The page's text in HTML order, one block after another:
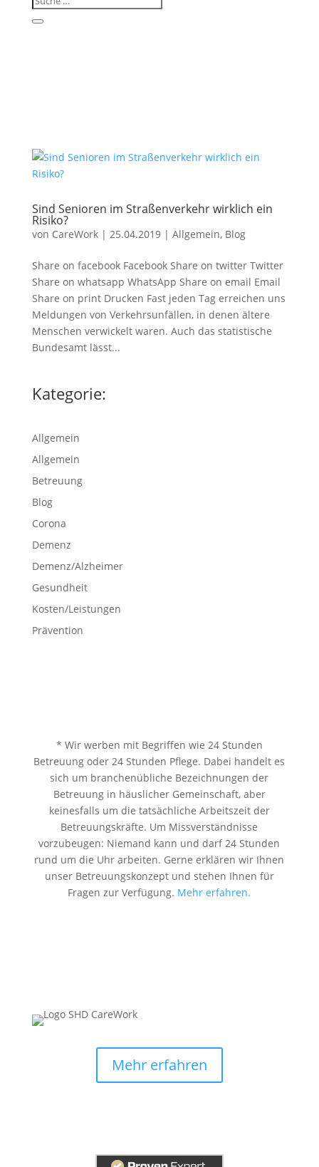
Sind Senioren im Straßenverkehr wirklich ein
Risiko?
von CareWork| 25.04.2019| Allgemein, Blog
Share on facebook Facebook Share on twitter Twitter
Share on whatsapp WhatsApp Share on email Email
Share on print Drucken Fast jeden Tag erreichen uns
Meldungen von Verkehrsunfällen, in denen ältere
Menschen verwickelt waren. Auch das statistische
Bundesamt lässt...
Kategorie:
Allgemein
Allgemein
Betreuung
Blog
Corona
Demenz
Demenz/Alzheimer
Gesundheit
Kosten/Leistungen
Prävention
* Wir werben mit Begriffen wie 24 Stunden
Betreuung oder 24 Stunden Pflege. Dabei handelt es
sich um branchenübliche Bezeichnungen der
Betreuung in häuslicher Gemeinschaft, aber
keinesfalls um die tatsächliche Arbeitszeit der
Betreuungskräfte. Um Missverständnisse
vorzubeugen: Niemand kann und darf 24 Stunden
rund um die Uhr arbeiten. Gerne erklären wir Ihnen
unser Betreuungskonzept und stehen Ihnen für
Fragen zur Verfügung. Mehr erfahren.
Mehr erfahren